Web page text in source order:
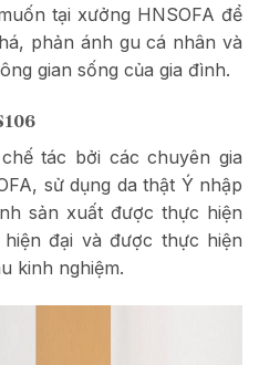
tại xưởng HNSOFA để
phản ánh gu cá nhân và
gian sống của gia đình.
tác bởi các chuyên gia
sử dụng da thật Ý nhập
sản xuất được thực hiện
đại và được thực hiện
kinh nghiệm.